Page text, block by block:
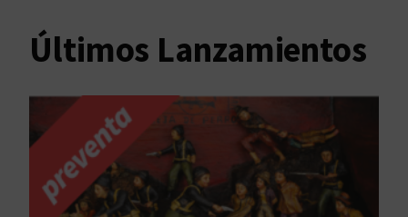
Últimos Lanzamientos